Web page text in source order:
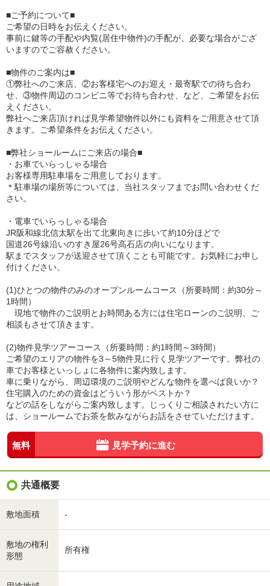
■ご予約について■
ご希望の日時をお伝えください。
事前に鍵等の手配や内覧(居住中物件)の手配が、必要な場合がござ
いますのでご容赦ください。
■物件のご案内は■
①弊社へのご来店、②お客様宅へのお迎え・最寄駅での待ち合わ
せ、③物件周辺のコンビニ等でお待ち合わせ、など、ご希望をお伝
えください。
弊社へご来店頂ければ見学希望物件以外にも資料をご用意させて頂
きます。ご希望条件をお伝えください。
■弊社ショールームにご来店の場合■
・お車でいらっしゃる場合
お客様専用駐車場をご用意しております。
＊駐車場の場所等については、当社スタッフまでお問い合わせくだ
さい。
・電車でいらっしゃる場合
JR阪和線北信太駅を出て北東向きに歩いて約10分ほどで
国道26号線沿いのすき屋26号高石店の向いになります。
駅までスタッフが送迎させて頂くことも可能です。お気軽にお申し
付けください。
(1)ひとつの物件のみのオープンルームコース（所要時間：約30分～
1時間）
現地で物件のご説明とお時間ある方には住宅ローンのご説明、ご
相談もさせて頂きます。
(2)物件見学ツアーコース（所要時間：約1時間～3時間）
ご希望のエリアの物件を3～5物件見に行く見学ツアーです。弊社の
車でお客様といっしょに各物件に案内致します。
車に乗りながら、周辺環境のご説明やどんな物件を選べば良いか？
住宅購入のための資金はどういう形がベストか？
などの話をしながらご案内致します。じっくりご相談されたい方に
は、ショールームでお茶を飲みながらお話をさせていただけます。
無料 見学予約に進む
共通概要
敷地面積 -
敷地の権利
形態
所有権